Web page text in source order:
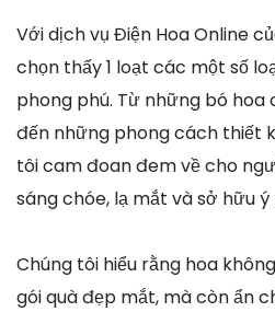
Với dịch vụ Điện Hoa Online
chọn thấy 1 loạt các một số
phong phú. Từ những bó hoa
đến những phong cách thiết
tôi cam đoan đem về cho
sáng chóe, lạ mắt và sở hữu ý
Chúng tôi hiểu rằng hoa
gói quà đẹp mắt, mà còn ẩn